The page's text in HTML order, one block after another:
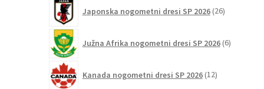
Japonska nogometni dresi SP 2026 26izdelkov
Južna Afrika nogometni dresi SP 2026 6izdelkov
Kanada nogometni dresi SP 2026 12izdelkov